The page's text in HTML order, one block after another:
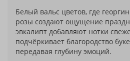
Белый вальс цветов, где
розы создают ощущение
эвкалипт добавляют нотки
подчёркивает благородство
передавая глубину эмоций.